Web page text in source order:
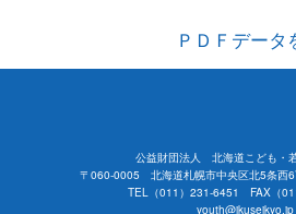
ＰＤＦデータ
公益財団法人 北海道こども・
〒060-0005 北海道札幌市中央区北5条西
TEL（011）231-6451 FAX（
youth@ikuseikyo.jp